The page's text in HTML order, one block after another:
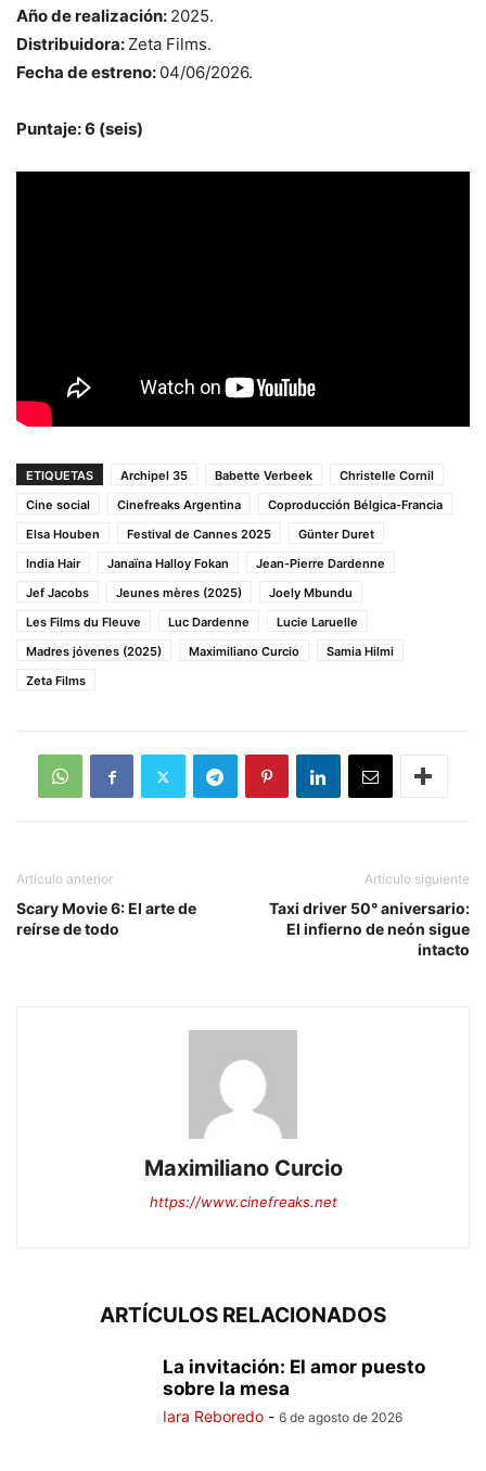
Año de realización: 2025.
Distribuidora: Zeta Films.
Fecha de estreno: 04/06/2026.
Puntaje: 6 (seis)
ETIQUETAS Archipel 35 Babette Verbeek
Christelle Cornil
Cine social
Cinefreaks Argentina
Coproducción Bélgica-Francia
Elsa Houben
Festival de Cannes 2025
Günter Duret
India Hair
Janaïna Halloy Fokan
Jean-Pierre Dardenne
Jef Jacobs
Jeunes mères (2025)
Joely Mbundu
Les Films du Fleuve
Luc Dardenne
Lucie Laruelle
Madres jóvenes (2025)
Maximiliano Curcio
Samia Hilmi
Zeta Films
Artículo anterior
Scary Movie 6: El arte de
reírse de todo
Artículo siguiente
Taxi driver 50° aniversario:
El infierno de neón sigue
intacto
Maximiliano Curcio
https://www.cinefreaks.net
ARTÍCULOS RELACIONADOS
La invitación: El amor puesto
sobre la mesa
Iara Reboredo - 6 de agosto de 2026